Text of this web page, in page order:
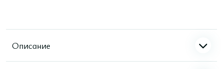
Описание